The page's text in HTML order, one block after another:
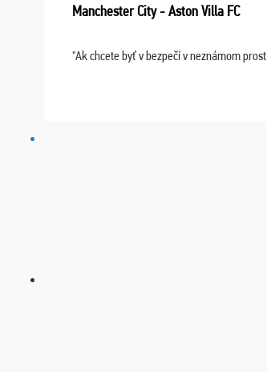
Manchester City - Aston Villa FC
"Ak chcete byť v bezpečí v neznámom